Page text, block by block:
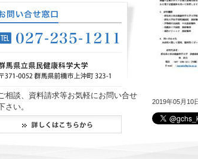
2019年05月10
相談、資料請求等お気軽にお問い合せ
さい。